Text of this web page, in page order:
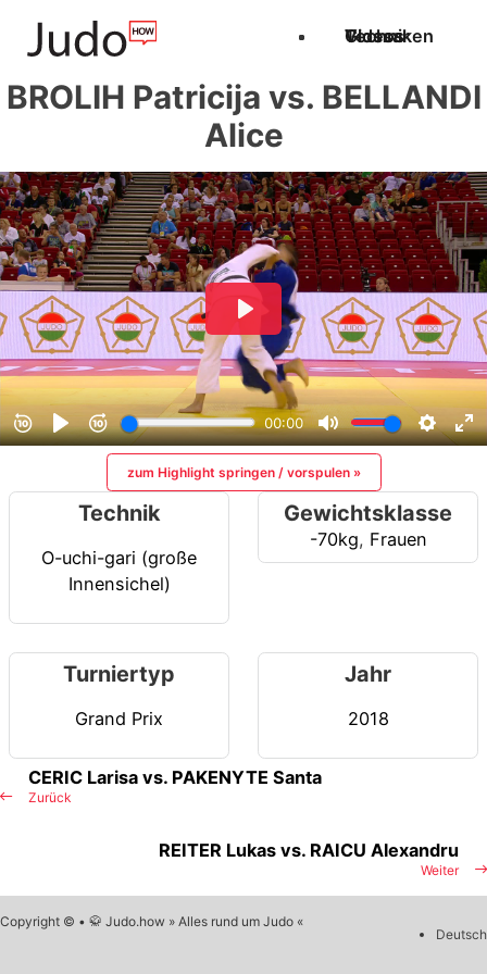
Techniken
Videos
Glossar
BROLIH Patricija vs. BELLANDI
Alice
zum Highlight springen / vorspulen »
Technik
O-uchi-gari (große
Innensichel)
Gewichtsklasse
-70kg, Frauen
Turniertyp
Grand Prix
Jahr
2018
Zurück
CERIC Larisa vs. PAKENYTE Santa
Weiter
REITER Lukas vs. RAICU Alexandru
Copyright © • 🥋 Judo.how » Alles rund um Judo «
Deutsch